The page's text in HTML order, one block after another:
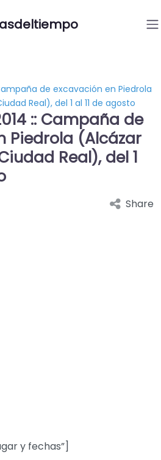
de excavación en Piedrola
Real), del 1 al 11 de agosto
:: Campaña de
Piedrola (Alcázar
Real), del 1
Share
y fechas”]